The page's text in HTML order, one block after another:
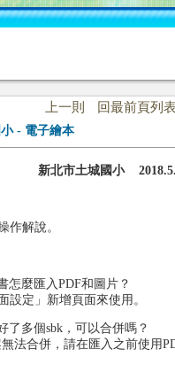
上一則 回最前頁列
- 電子繪本
新北市土城國小
作解說。
怎麼匯入PDF和圖片？
定」新增頁面來使用。
多個sbk，可以合併嗎？
法合併，請在匯入之前使用